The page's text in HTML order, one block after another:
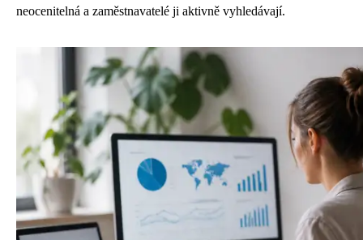
neocenitelná a zaměstnavatelé ji aktivně vyhledávají.